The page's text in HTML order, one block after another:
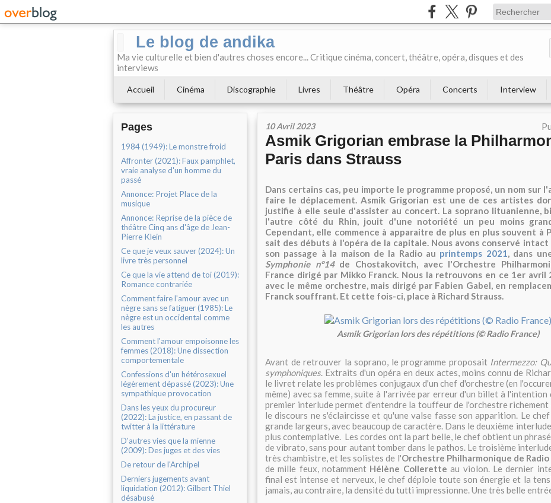
Le blog de andika
Ma vie culturelle et bien d'autres choses encore... Critique cinéma, concert, théâtre, opéra, disques et des
interviews
Accueil Cinéma Discographie Livres Théâtre Opéra Concerts Interview
Pages
1984 (1949): Le monstre froid
Affronter (2021): Faux pamphlet,
vraie analyse d'un homme du
passé
Annonce: Projet Place de la
musique
Annonce: Reprise de la pièce de
théâtre Cinq ans d'âge de Jean-
Pierre Klein
Ce que je veux sauver (2024): Un
livre très personnel
Ce que la vie attend de toi (2019):
Romance contrariée
Comment faire l'amour avec un
nègre sans se fatiguer (1985): Le
nègre est un occidental comme
les autres
Comment l'amour empoisonne les
femmes (2018): Une dissection
comportementale
Confessions d'un hétérosexuel
légèrement dépassé (2023): Une
sympathique provocation
Dans les yeux du procureur
(2022): La justice, en passant de
twitter à la littérature
D'autres vies que la mienne
(2009): Des juges et des vies
De retour de l'Archipel
Derniers jugements avant
liquidation (2012): Gilbert Thiel
désabusé
10 Avril 2023
Asmik Grigorian embrase la
Paris dans Strauss
Dans certains cas, peu importe le programme proposé, un nom sur
faire le déplacement. Asmik Grigorian est une de ces artistes
justifie à elle seule d'assister au concert. La soprano lituanienne,
l'autre côté du Rhin, jouit d'une notoriété un peu moins
Cependant, elle commence à apparaitre de plus en plus souvent à
sait des débuts à l'opéra de la capitale. Nous avons conservé
son passage à la maison de la Radio au printemps 2021, dans
Symphonie n°14de Chostakovitch, avec l'Orchestre
France dirigé par Mikko Franck. Nous la retrouvons en ce 1er avril
avec le même orchestre, mais dirigé par Fabien Gabel, en
Franck souffrant. Et cette fois-ci, place à Richard Strauss.
Asmik Grigorian lors des répétitions (© Radio France)
Avant de retrouver la soprano, le programme proposait Intermezzo:
symphoniques. Extraits d'un opéra en deux actes, moins connu de
le livret relate les problèmes conjugaux d'un chef d'orchestre (en
même) avec sa femme, suite à l'arrivée par erreur d'un billet à l'intention
premier interlude permet d'entendre la touffeur de l'orchestre richement
le discours ne s'éclaircisse et qu'une valse fasse son apparition. Le
grande largeurs, avec beaucoup de caractère. Dans le deuxième
plus contemplative. Les cordes ont la part belle, le chef obtient un
de vibrato, sans pour autant tomber dans le pathos. Le troisième
très chambistre, et les solistes de l'Orchestre Philharmonique de
de mille feux, notamment Hélène Collerette au violon. Le dernier
final est intense et nerveux, le chef déploie toute son énergie et la
jamais, au contraire, la densité du tutti impressionne. Une très belle